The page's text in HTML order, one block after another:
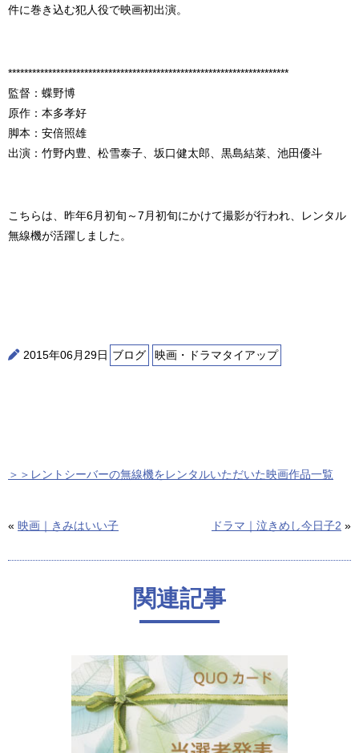
件に巻き込む犯人役で映画初出演。
**********************************************************************
監督：蝶野博
原作：本多孝好
脚本：安倍照雄
出演：竹野内豊、松雪泰子、坂口健太郎、黒島結菜、池田優斗
こちらは、昨年6月初旬～7月初旬にかけて撮影が行われ、レンタル
無線機が活躍しました。
2015年06月29日 ブログ 映画・ドラマタイアップ
＞＞レントシーバーの無線機をレンタルいただいた映画作品一覧
« 映画｜きみはいい子 ドラマ｜泣きめし今日子2 »
関連記事